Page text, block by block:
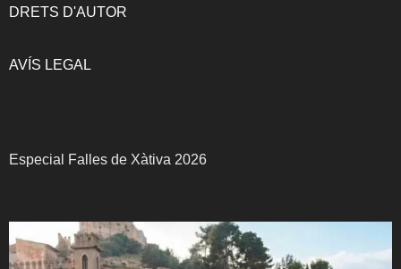
DRETS D'AUTOR
AVÍS LEGAL
Especial Falles de Xàtiva 2026